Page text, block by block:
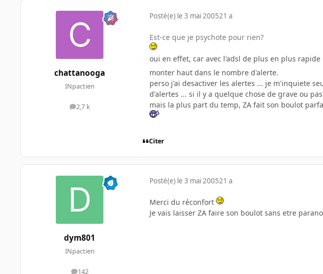
chattanooga
INpactien
2,7 k
messages
Posté(e) le 3 mai 200521 a
Est-ce que je psychote pour rien?
oui en effet, car avec l'adsl de plus en plus
monter haut dans le nombre d'alerte.
perso j'ai desactiver les alertes ... je m'inquiete
d'alertes ... si il y a quelque chose de grave ou
mais la plus part du temp, ZA fait son boulot
Citer
dym801
INpactien
142
Posté(e) le 3 mai 200521 a
Merci du réconfort
Je vais laisser ZA faire son boulot sans etre